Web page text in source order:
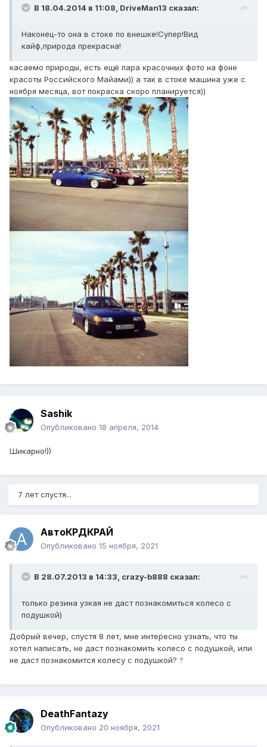
В 18.04.2014 в 11:08, DriveMan13 сказал:
Наконец-то она в стоке по внешке!Супер!Вид
кайф,природа прекрасна!
касаемо природы, есть ещё пара красочных фото на фоне
красоты Российского Майами)) а так в стоке машина уже с
ноября месяца, вот покраска скоро планируется))
Sashik
Опубликовано 18 апреля, 2014
Шикарно!))
7 лет спустя...
АвтоКРДКРАЙ
Опубликовано 15 ноября, 2021
В 28.07.2013 в 14:33, crazy-b888 сказал:
только резина узкая не даст познакомиться колесо с
подушкой)
Добрый вечер, спустя 8 лет, мне интересно узнать, что ты
хотел написать, не даст познакомить колесо с подушкой, или
не даст познакомится колесу с подушкой? ?
DeathFantazy
Опубликовано 20 ноября, 2021